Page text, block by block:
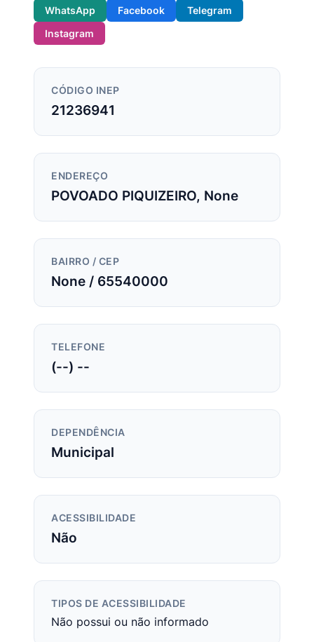
WhatsApp Facebook
Telegram
Instagram
CÓDIGO INEP
21236941
ENDEREÇO
POVOADO PIQUIZEIRO, None
BAIRRO / CEP
None / 65540000
TELEFONE
(--) --
DEPENDÊNCIA
Municipal
ACESSIBILIDADE
Não
TIPOS DE ACESSIBILIDADE
Não possui ou não informado